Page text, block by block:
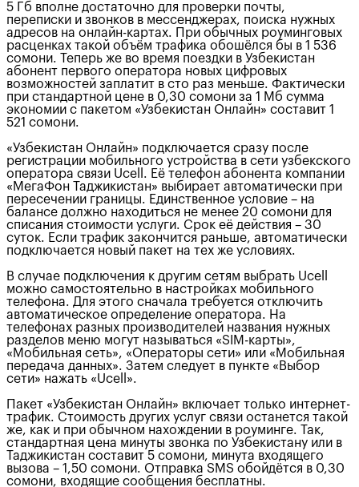
5 Гб вполне достаточно для проверки почты,
переписки и звонков в мессенджерах, поиска нужных
адресов на онлайн-картах. При обычных роуминговых
расценках такой объём трафика обошёлся бы в 1 536
сомони. Теперь же во время поездки в Узбекистан
абонент первого оператора новых цифровых
возможностей заплатит в сто раз меньше. Фактически
при стандартной цене в 0,30 сомони за 1 Мб сумма
экономии с пакетом «Узбекистан Онлайн» составит 1
521 сомони.
«Узбекистан Онлайн» подключается сразу после
регистрации мобильного устройства в сети узбекского
оператора связи Ucell. Её телефон абонента компании
«МегаФон Таджикистан» выбирает автоматически при
пересечении границы. Единственное условие – на
балансе должно находиться не менее 20 сомони для
списания стоимости услуги. Срок её действия – 30
суток. Если трафик закончится раньше, автоматически
подключается новый пакет на тех же условиях.
В случае подключения к другим сетям выбрать Ucell
можно самостоятельно в настройках мобильного
телефона. Для этого сначала требуется отключить
автоматическое определение оператора. На
телефонах разных производителей названия нужных
разделов меню могут называться «SIM-карты»,
«Мобильная сеть», «Операторы сети» или «Мобильная
передача данных». Затем следует в пункте «Выбор
сети» нажать «Ucell».
Пакет «Узбекистан Онлайн» включает только интернет-
трафик. Стоимость других услуг связи останется такой
же, как и при обычном нахождении в роуминге. Так,
стандартная цена минуты звонка по Узбекистану или в
Таджикистан составит 5 сомони, минута входящего
вызова – 1,50 сомони. Отправка SMS обойдётся в 0,30
сомони, входящие сообщения бесплатны.